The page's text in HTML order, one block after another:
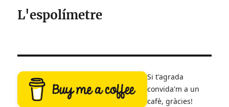
entrades
L'espolímetre
Si t'agrada
convida'm a un
cafè, gràcies!